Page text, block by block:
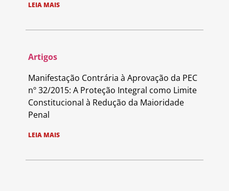
LEIA MAIS
Artigos
Manifestação Contrária à Aprovação da PEC
nº 32/2015: A Proteção Integral como Limite
Constitucional à Redução da Maioridade
Penal
LEIA MAIS